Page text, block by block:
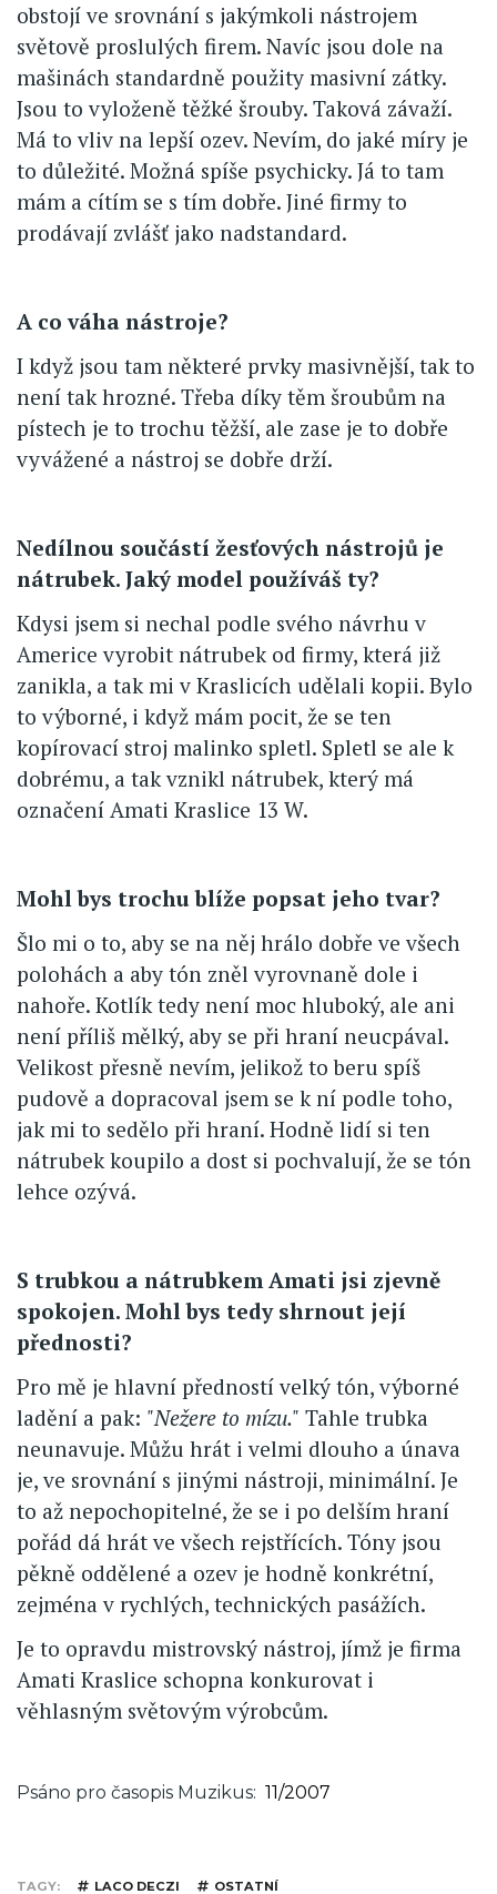
obstojí ve srovnání s jakýmkoli nástrojem
světově proslulých firem. Navíc jsou dole na
mašinách standardně použity masivní zátky.
Jsou to vyloženě těžké šrouby. Taková závaží.
Má to vliv na lepší ozev. Nevím, do jaké míry je
to důležité. Možná spíše psychicky. Já to tam
mám a cítím se s tím dobře. Jiné firmy to
prodávají zvlášť jako nadstandard.
A co váha nástroje?
I když jsou tam některé prvky masivnější, tak to
není tak hrozné. Třeba díky těm šroubům na
pístech je to trochu těžší, ale zase je to dobře
vyvážené a nástroj se dobře drží.
Nedílnou součástí žesťových nástrojů je
nátrubek. Jaký model používáš ty?
Kdysi jsem si nechal podle svého návrhu v
Americe vyrobit nátrubek od firmy, která již
zanikla, a tak mi v Kraslicích udělali kopii. Bylo
to výborné, i když mám pocit, že se ten
kopírovací stroj malinko spletl. Spletl se ale k
dobrému, a tak vznikl nátrubek, který má
označení Amati Kraslice 13 W.
Mohl bys trochu blíže popsat jeho tvar?
Šlo mi o to, aby se na něj hrálo dobře ve všech
polohách a aby tón zněl vyrovnaně dole i
nahoře. Kotlík tedy není moc hluboký, ale ani
není příliš mělký, aby se při hraní neucpával.
Velikost přesně nevím, jelikož to beru spíš
pudově a dopracoval jsem se k ní podle toho,
jak mi to sedělo při hraní. Hodně lidí si ten
nátrubek koupilo a dost si pochvalují, že se tón
lehce ozývá.
S trubkou a nátrubkem Amati jsi zjevně
spokojen. Mohl bys tedy shrnout její
přednosti?
Pro mě je hlavní předností velký tón, výborné
ladění a pak: "Nežere to mízu." Tahle trubka
neunavuje. Můžu hrát i velmi dlouho a únava
je, ve srovnání s jinými nástroji, minimální. Je
to až nepochopitelné, že se i po delším hraní
pořád dá hrát ve všech rejstřících. Tóny jsou
pěkně oddělené a ozev je hodně konkrétní,
zejména v rychlých, technických pasážích.
Je to opravdu mistrovský nástroj, jímž je firma
Amati Kraslice schopna konkurovat i
věhlasným světovým výrobcům.
Psáno pro časopis Muzikus 11/2007
TAGY LACO DECZI OSTATNÍ